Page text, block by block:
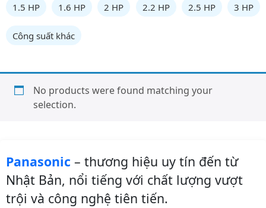
1.5 HP 1.6 HP 2 HP 2.2 HP 2.5 HP 3 HP
Công suất khác
No products were found matching your
selection.
Panasonic – thương hiệu uy tín đến từ
Nhật Bản, nổi tiếng với chất lượng vượt
trội và công nghệ tiên tiến.